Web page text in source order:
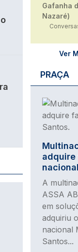
Gafanha
Nazaré)
Ver
PRAÇA
Imagem
A
ASSA
em
adquiriu
nacional
Santos...